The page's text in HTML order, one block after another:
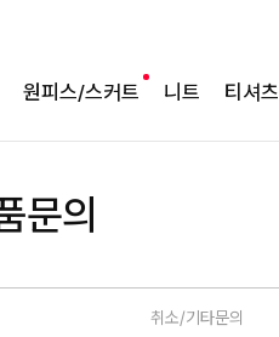
원피스/스커트 니트 티셔츠
문의
취소/기타문의